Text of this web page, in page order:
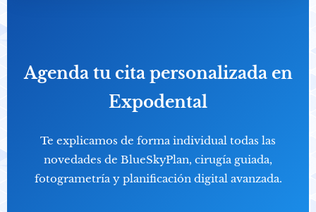
Agenda tu cita personalizada en
Expodental
Te explicamos de forma individual todas las
novedades de BlueSkyPlan, cirugía guiada,
fotogrametría y planificación digital avanzada.